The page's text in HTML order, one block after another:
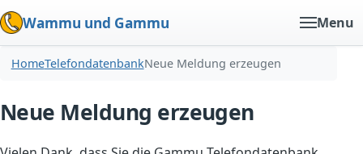
Wammu und Gammu Menu
HomeTelefondatenbankNeue Meldung erzeugen
Neue Meldung erzeugen